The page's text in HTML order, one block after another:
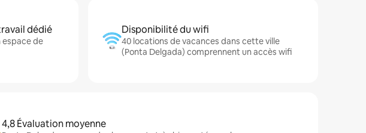
dédié
espace de
Disponibilité du wifi
40 locations de vacances dans cette ville
(Ponta Delgada) comprennent un accès wifi
4,8 Évaluation moyenne